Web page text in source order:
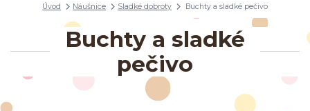
Úvod Náušnice Sladké dobroty Buchty a sladké pečivo
Buchty a sladké
pečivo